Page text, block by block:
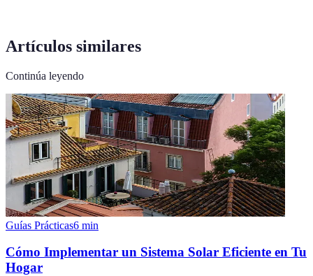
Artículos similares
Continúa leyendo
Guías Prácticas6 min
Cómo Implementar un Sistema Solar Eficiente en Tu
Hogar